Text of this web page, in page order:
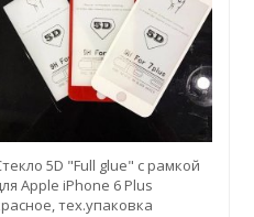
5D "Full glue" с рамкой
Apple iPhone 6 Plus
тех.упаковка